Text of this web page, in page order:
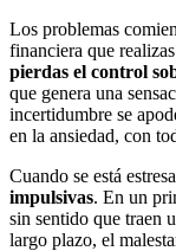
Los problemas
financiera que
pierdas el control
que genera una
incertidumbre se
en la ansiedad, con
Cuando se está
impulsivas. En un
sin sentido que traen
largo plazo, el